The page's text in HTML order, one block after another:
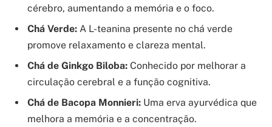
cérebro, aumentando a memória e o foco.
Chá Verde: A L-teanina presente no chá verde
promove relaxamento e clareza mental.
Chá de Ginkgo Biloba: Conhecido por melhorar a
circulação cerebral e a função cognitiva.
Chá de Bacopa Monnieri: Uma erva ayurvédica que
melhora a memória e a concentração.